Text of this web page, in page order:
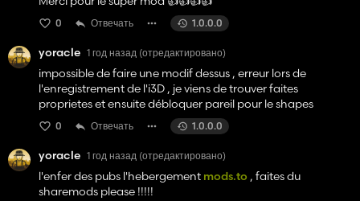
0 Отвечать 1.0.0.0
yoracle 1 год назад (отредактировано)
impossible de faire une modif dessus , erreur lors de
l'enregistrement de l'i3D , je viens de trouver faites
proprietes et ensuite débloquer pareil pour le shapes
0 Отвечать 1.0.0.0
yoracle 1 год назад (отредактировано)
l'enfer des pubs l'hebergement mods.to , faites du
sharemods please !!!!!